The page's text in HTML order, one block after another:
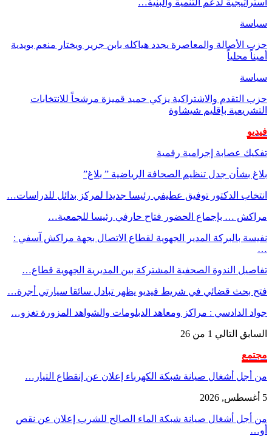
سياسة
حزب الأصالة والمعاصرة يجدد هياكله بابن جرير ويختار منعم بويدية
أميناً محلياً
سياسة
حزب التقدم والاشتراكية يزكي حميد قميزة مرشحاً للانتخابات
التشريعية بإقليم شيشاوة
فيديو
تفكيك عصابة إجرامية رقمية
بلاغ بشأن جدل تنظيم الصحافة الرياضية ” بلاغ”
انتخاب الدكتور توفيق عطيفي رئيسا جديدا لمركز بدائل للدراسات…
مراكش … بإجماع الحضور فتاح حارفي رئيسا للجمعية…
نفيسة بالبركة المدير الجهوية لقطاع الاتصال بجهة مراكش آسفي :
…
تفاصيل الندوة الصحفية المشتركة بين المديرية الجهوية قطاع…
فتح بحث قضائي في شريط فيديو يظهر تبادل سائقا سيارتي أجرة…
جواد الدادسي : مراكز ومعاهد الدبلومات والشواهد المزورة تغزو…
السابق التالي 1 من 26
مجتمع
من أجل أشغال صيانة شبكة الكهرباء إعلان عن إنقطاع التيار…
5 أغسطس, 2026
من أجل أشغال صيانة شبكة الماء الصالح للشرب إعلان عن نقص
أو…